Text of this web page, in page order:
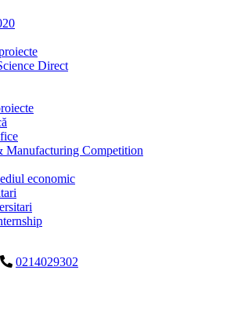
Direct
Manufacturing Competition
economic
0214029302